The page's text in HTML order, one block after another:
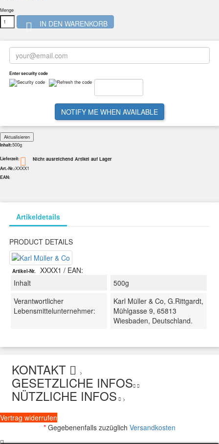
Menge
 IN DEN WARENKORB
Enter security code
NOTIFY ME WHEN AVAILABLE
Inhalt:500g
Lieferzeit:  Nicht ausreichend Artikel auf Lager
Art.-Nr.:XXXX1
EAN:
Artikeldetails
PRODUCT DETAILS
Artikel-Nr. XXXX1 / EAN:
Inhalt
500g
Verantwortlicher
Lebensmittelunternehmer:
Karl Müller & Co, G.Rittgardt,
Mühlgasse 9, 65813
Wiesbaden, Deutschland.
KONTAKT >
GESETZLICHE INFOS
NÜTZLICHE INFOS >
Vertrag widerrufen
* Gegebenenfalls zuzüglich Versandkosten